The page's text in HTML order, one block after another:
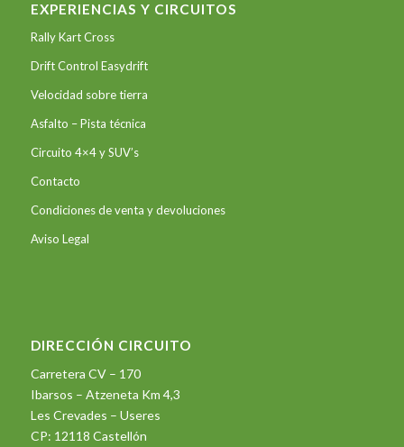
EXPERIENCIAS Y CIRCUITOS
Rally Kart Cross
Drift Control Easydrift
Velocidad sobre tierra
Asfalto – Pista técnica
Circuito 4×4 y SUV’s
Contacto
Condiciones de venta y devoluciones
Aviso Legal
DIRECCIÓN CIRCUITO
Carretera CV – 170
Ibarsos – Atzeneta Km 4,3
Les Crevades – Useres
CP: 12118 Castellón